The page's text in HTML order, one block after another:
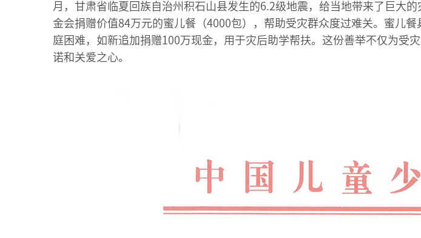
月，甘肃省临夏回族自治州积石山县发生的6.2级地震，给当地带来了巨大
金会捐赠价值84万元的蜜儿餐（4000包），帮助受灾群众度过难关。蜜儿
庭困难，如新追加捐赠100万现金，用于灾后助学帮扶。这份善举不仅为受
诺和关爱之心。